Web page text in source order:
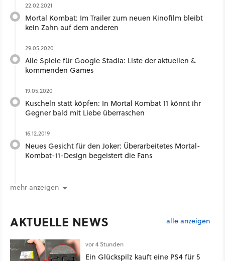
22.02.2021
Mortal Kombat: Im Trailer zum neuen Kinofilm bleibt
kein Zahn auf dem anderen
29.05.2020
Alle Spiele für Google Stadia: Liste der aktuellen &
kommenden Games
19.05.2020
Kuscheln statt köpfen: In Mortal Kombat 11 könnt ihr
Gegner bald mit Liebe überraschen
16.12.2019
Neues Gesicht für den Joker: Überarbeitetes Mortal-
Kombat-11-Design begeistert die Fans
mehr anzeigen
AKTUELLE NEWS alle anzeigen
vor 4 Stunden
Ein Glückspilz kauft eine PS4 für 5